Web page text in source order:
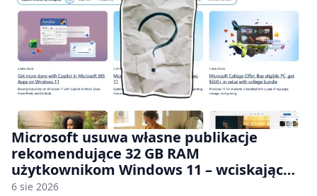
Microsoft usuwa własne publikacje
rekomendujące 32 GB RAM
użytkownikom Windows 11 – wciskając
nam przy tym komputery z 8 GB RAM po
6 sie 2026